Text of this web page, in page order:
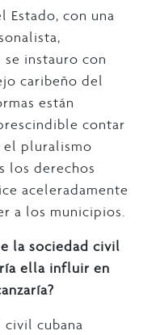
Estado, con una
instauro con
caribeño del
están
contar
el pluralismo
los derechos
aceleradamente
a los municipios.
la sociedad civil
ella influir en
civil cubana